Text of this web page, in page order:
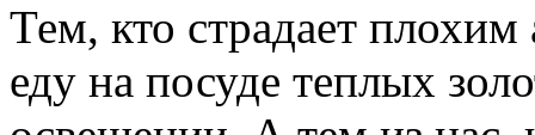
Тем, кто страдает плохим
еду на посуде теплых